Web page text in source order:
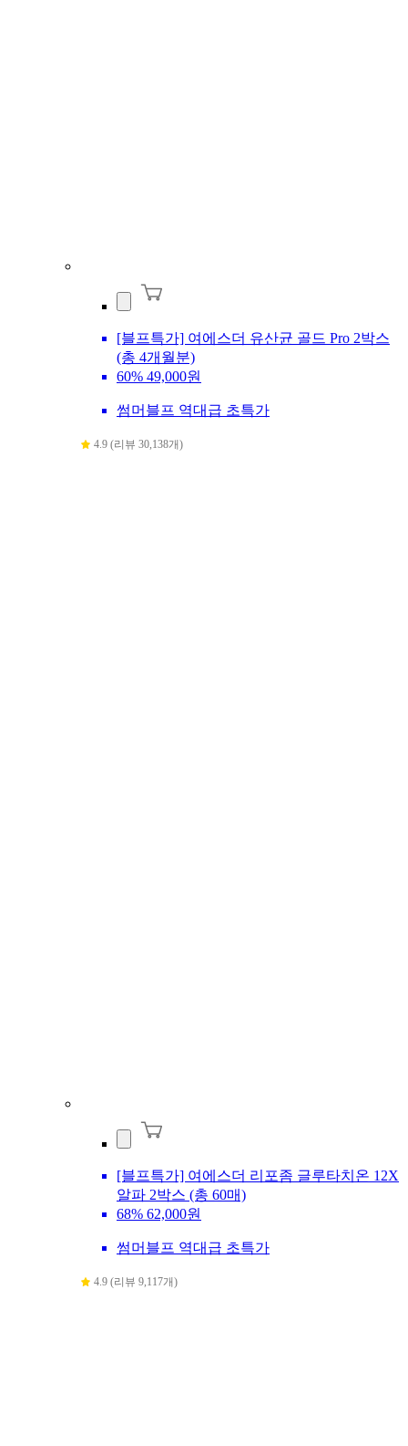
[블프특가] 여에스더 유산균 골드 Pro 2박스
(총 4개월분)
60% 49,000원
썸머블프 역대급 초특가
4.9 (리뷰 30,138개)
[블프특가] 여에스더 리포좀 글루타치온 12X
알파 2박스 (총 60매)
68% 62,000원
썸머블프 역대급 초특가
4.9 (리뷰 9,117개)